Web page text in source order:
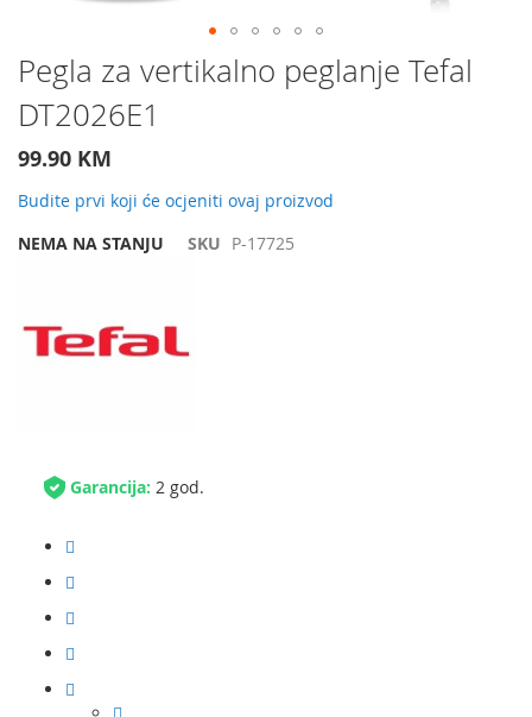
Preskočite
na
početak
galerije
slika
Pegla za vertikalno peglanje Tefal
DT2026E1
99.90 KM
Budite prvi koji će ocjeniti ovaj proizvod
NEMA NA STANJU
SKU P-17725
Garancija: 2 god.